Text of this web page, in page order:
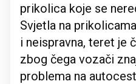
prikolica koje se
Svjetla na
i neispravna, teret je
zbog čega vozači
problema na